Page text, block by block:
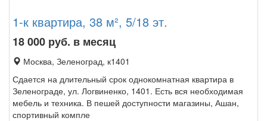
1-к квартира, 38 м², 5/18 эт.
18 000 руб. в месяц
Москва, Зеленоград, к1401
Сдается на длительный срок однокомнатная квартира в
Зеленограде, ул. Логвиненко, 1401. Есть вся необходимая
мебель и техника. В пешей доступности магазины, Ашан,
спортивный компле